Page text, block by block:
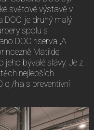
světové výstavě v
je druhý malý
spolu s
DOC riserva „A
Matilde
jeho bývalé slávy. Je z
nejlepších
q /ha s preventivní